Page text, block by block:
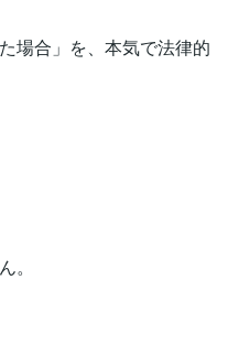
場合」を、本気で法律的
。